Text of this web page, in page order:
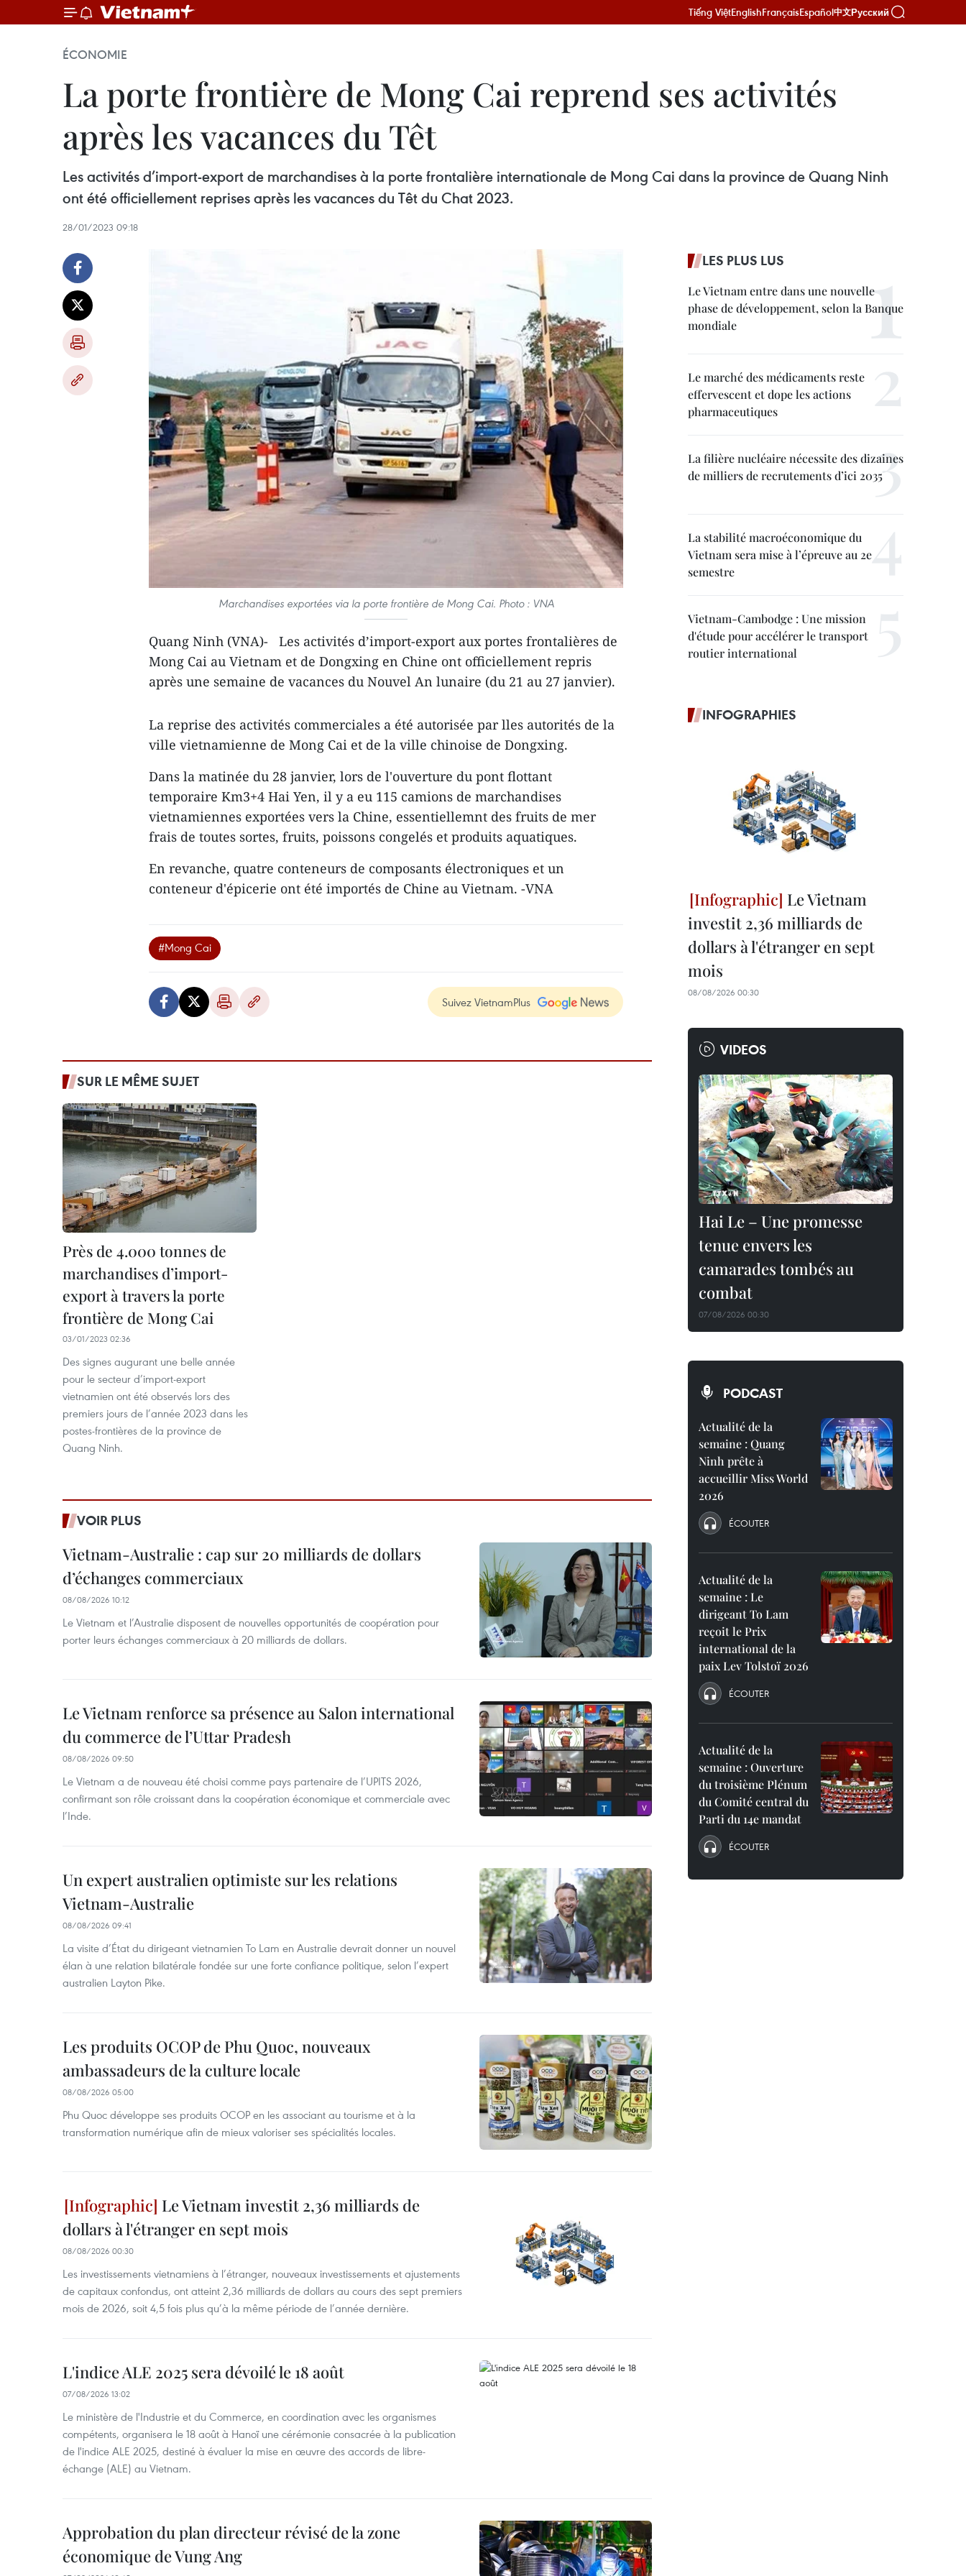
Tiếng ViệtEnglishFrançaisEspañol中文Русский
ÉCONOMIE
La porte frontière de Mong Cai reprend ses activités
après les vacances du Têt
Les activités d’import-export de marchandises à la porte frontalière internationale de Mong Cai dans la province de Quang Ninh
ont été officiellement reprises après les vacances du Têt du Chat 2023.
28/01/2023 09:18
Marchandises exportées via la porte frontière de Mong Cai. Photo : VNA
Quang Ninh (VNA)- Les activités d’import-export aux portes frontalières de
Mong Cai au Vietnam et de Dongxing en Chine ont officiellement repris
après une semaine de vacances du Nouvel An lunaire (du 21 au 27 janvier).
La reprise des activités commerciales a été autorisée par lles autorités de la
ville vietnamienne de Mong Cai et de la ville chinoise de Dongxing.
Dans la matinée du 28 janvier, lors de l'ouverture du pont flottant
temporaire Km3+4 Hai Yen, il y a eu 115 camions de marchandises
vietnamiennes exportées vers la Chine, essentiellemnt des fruits de mer
frais de toutes sortes, fruits, poissons congelés et produits aquatiques.
En revanche, quatre conteneurs de composants électroniques et un
conteneur d'épicerie ont été importés de Chine au Vietnam. -VNA
#Mong Cai
Suivez VietnamPlus
SUR LE MÊME SUJET
Près de 4.000 tonnes de
marchandises d’import-
export à travers la porte
frontière de Mong Cai
03/01/2023 02:36
Des signes augurant une belle année
pour le secteur d’import-export
vietnamien ont été observés lors des
premiers jours de l’année 2023 dans les
postes-frontières de la province de
Quang Ninh.
VOIR PLUS
Vietnam-Australie : cap sur 20 milliards de dollars
d’échanges commerciaux
08/08/2026 10:12
Le Vietnam et l’Australie disposent de nouvelles opportunités de coopération pour
porter leurs échanges commerciaux à 20 milliards de dollars.
Le Vietnam renforce sa présence au Salon international
du commerce de l’Uttar Pradesh
08/08/2026 09:50
Le Vietnam a de nouveau été choisi comme pays partenaire de l’UPITS 2026,
confirmant son rôle croissant dans la coopération économique et commerciale avec
l’Inde.
Un expert australien optimiste sur les relations
Vietnam-Australie
08/08/2026 09:41
La visite d’État du dirigeant vietnamien To Lam en Australie devrait donner un nouvel
élan à une relation bilatérale fondée sur une forte confiance politique, selon l’expert
australien Layton Pike.
Les produits OCOP de Phu Quoc, nouveaux
ambassadeurs de la culture locale
08/08/2026 05:00
Phu Quoc développe ses produits OCOP en les associant au tourisme et à la
transformation numérique afin de mieux valoriser ses spécialités locales.
Le Vietnam investit 2,36 milliards de
dollars à l'étranger en sept mois
08/08/2026 00:30
Les investissements vietnamiens à l’étranger, nouveaux investissements et ajustements
de capitaux confondus, ont atteint 2,36 milliards de dollars au cours des sept premiers
mois de 2026, soit 4,5 fois plus qu’à la même période de l’année dernière.
L'indice ALE 2025 sera dévoilé le 18 août
07/08/2026 13:02
Le ministère de l'Industrie et du Commerce, en coordination avec les organismes
compétents, organisera le 18 août à Hanoï une cérémonie consacrée à la publication
de l'indice ALE 2025, destiné à évaluer la mise en œuvre des accords de libre-
échange (ALE) au Vietnam.
Approbation du plan directeur révisé de la zone
économique de Vung Ang
LES PLUS LUS
Le Vietnam entre dans une nouvelle
phase de développement, selon la Banque
mondiale
Le marché des médicaments reste
effervescent et dope les actions
pharmaceutiques
La filière nucléaire nécessite des dizaines
de milliers de recrutements d’ici 2035
La stabilité macroéconomique du
Vietnam sera mise à l’épreuve au 2e
semestre
Vietnam-Cambodge : Une mission
d'étude pour accélérer le transport
routier international
INFOGRAPHIES
Le Vietnam
investit 2,36 milliards de
dollars à l'étranger en sept
mois
08/08/2026 00:30
VIDEOS
Hai Le – Une promesse
tenue envers les
camarades tombés au
combat
07/08/2026 00:30
PODCAST
Actualité de la
semaine : Quang
Ninh prête à
accueillir Miss World
2026
ÉCOUTER
Actualité de la
semaine : Le
dirigeant To Lam
reçoit le Prix
international de la
paix Lev Tolstoï 2026
ÉCOUTER
Actualité de la
semaine : Ouverture
du troisième Plénum
du Comité central du
Parti du 14e mandat
ÉCOUTER